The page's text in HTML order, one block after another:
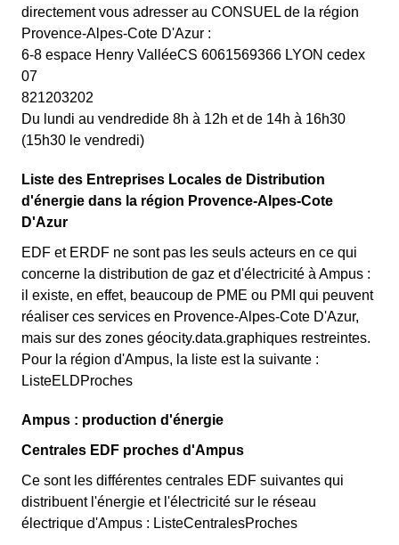
directement vous adresser au CONSUEL de la région
Provence-Alpes-Cote D'Azur :
6-8 espace Henry ValléeCS 6061569366 LYON cedex
07
821203202
Du lundi au vendredide 8h à 12h et de 14h à 16h30
(15h30 le vendredi)
Liste des Entreprises Locales de Distribution
d'énergie dans la région Provence-Alpes-Cote
D'Azur
EDF et ERDF ne sont pas les seuls acteurs en ce qui
concerne la distribution de gaz et d'électricité à Ampus :
il existe, en effet, beaucoup de PME ou PMI qui peuvent
réaliser ces services en Provence-Alpes-Cote D'Azur,
mais sur des zones géocity.data.graphiques restreintes.
Pour la région d'Ampus, la liste est la suivante :
ListeELDProches
Ampus : production d'énergie
Centrales EDF proches d'Ampus
Ce sont les différentes centrales EDF suivantes qui
distribuent l'énergie et l'électricité sur le réseau
électrique d'Ampus : ListeCentralesProches